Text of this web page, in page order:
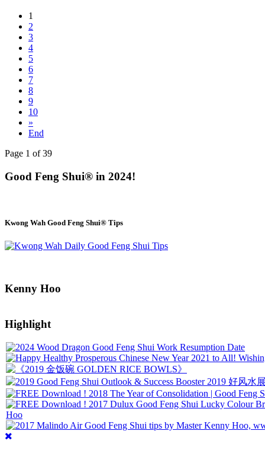
1
2
3
4
5
6
7
8
9
10
»
End
Page 1 of 39
Good Feng Shui® in 2024!
Kwong Wah Good Feng Shui® Tips
Kenny Hoo
Highlight